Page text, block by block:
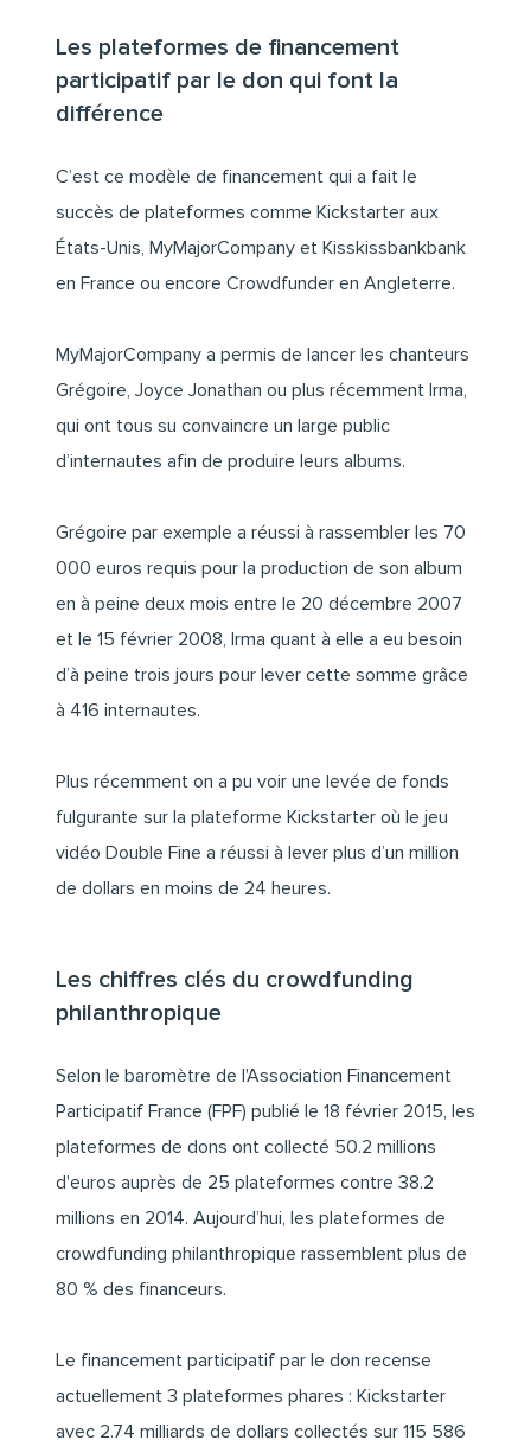
Les plateformes de financement
participatif par le don qui font la
différence
C’est ce modèle de financement qui a fait le
succès de plateformes comme Kickstarter aux
États-Unis, MyMajorCompany et Kisskissbankbank
en France ou encore Crowdfunder en Angleterre.
MyMajorCompany a permis de lancer les chanteurs
Grégoire, Joyce Jonathan ou plus récemment Irma,
qui ont tous su convaincre un large public
d’internautes afin de produire leurs albums.
Grégoire par exemple a réussi à rassembler les 70
000 euros requis pour la production de son album
en à peine deux mois entre le 20 décembre 2007
et le 15 février 2008, Irma quant à elle a eu besoin
d’à peine trois jours pour lever cette somme grâce
à 416 internautes.
Plus récemment on a pu voir une levée de fonds
fulgurante sur la plateforme Kickstarter où le jeu
vidéo Double Fine a réussi à lever plus d’un million
de dollars en moins de 24 heures.
Les chiffres clés du crowdfunding
philanthropique
Selon le baromètre de l'Association Financement
Participatif France (FPF) publié le 18 février 2015, les
plateformes de dons ont collecté 50.2 millions
d'euros auprès de 25 plateformes contre 38.2
millions en 2014. Aujourd’hui, les plateformes de
crowdfunding philanthropique rassemblent plus de
80 % des financeurs.
Le financement participatif par le don recense
actuellement 3 plateformes phares : Kickstarter
avec 2.74 milliards de dollars collectés sur 115 586